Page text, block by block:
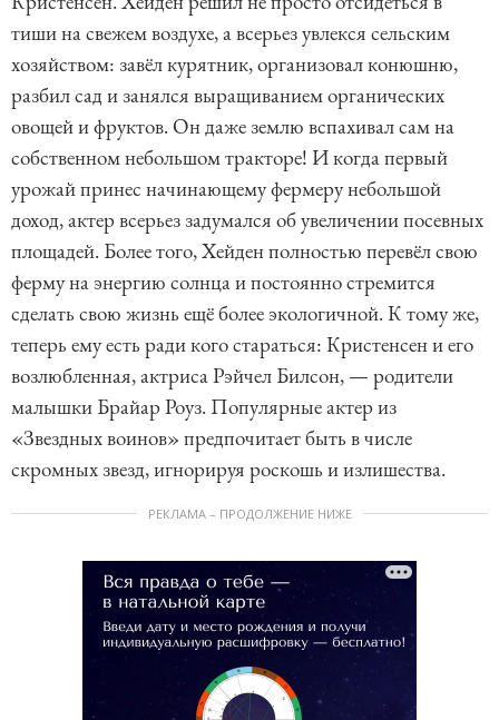
тиши на свежем воздухе, а всерьез увлекся сельским
хозяйством: завёл курятник, организовал конюшню,
разбил сад и занялся выращиванием органических
овощей и фруктов. Он даже землю вспахивал сам на
собственном небольшом тракторе! И когда первый
урожай принес начинающему фермеру небольшой
доход, актер всерьез задумался об увеличении посевных
площадей. Более того, Хейден полностью перевёл свою
ферму на энергию солнца и постоянно стремится
сделать свою жизнь ещё более экологичной. К тому же,
теперь ему есть ради кого стараться: Кристенсен и его
возлюбленная, актриса Рэйчел Билсон, — родители
малышки Брайар Роуз. Популярные актер из
«Звездных воинов» предпочитает быть в числе
скромных звезд, игнорируя роскошь и излишества.
РЕКЛАМА – ПРОДОЛЖЕНИЕ НИЖЕ